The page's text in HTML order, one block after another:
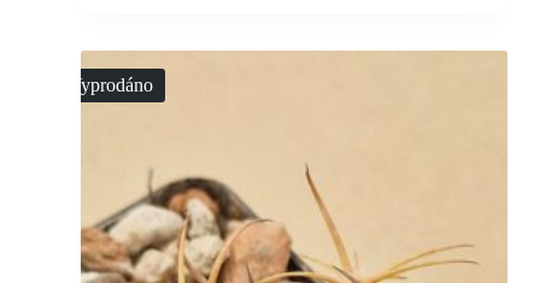
Vyprodáno